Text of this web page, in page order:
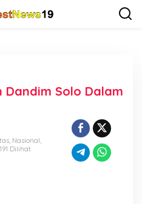
Dandim Solo Dalam
, Nasional,
191 Dilihat